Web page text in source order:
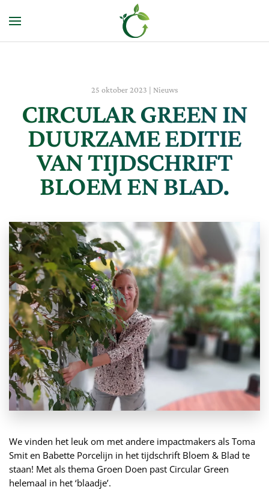
Terug naar hoofdinhoud
25 oktober 2023 | Nieuws
CIRCULAR GREEN IN
DUURZAME EDITIE
VAN TIJDSCHRIFT
BLOEM EN BLAD.
We vinden het leuk om met andere impactmakers als Toma
Smit en Babette Porcelijn in het tijdschrift Bloem & Blad te
staan! Met als thema Groen Doen past Circular Green
helemaal in het ‘blaadje’.